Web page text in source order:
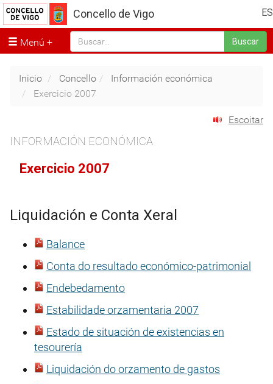
ES
Concello de Vigo
Menú Buscar
Inicio Concello
Información económica
Exercicio 2007
Escoitar
INFORMACIÓN ECONÓMICA
Exercicio 2007
Liquidación e Conta Xeral
Balance
Conta do resultado económico-patrimonial
Endebedamento
Estabilidade orzamentaria 2007
Estado de situación de existencias en
tesourería
Liquidación do orzamento de gastos